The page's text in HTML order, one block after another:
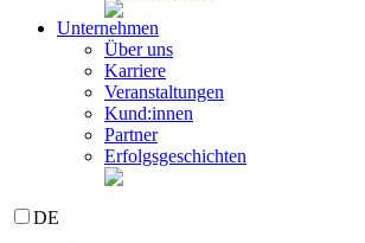
Unternehmen
Über uns
Karriere
Veranstaltungen
Kund:innen
Partner
Erfolgsgeschichten
DE